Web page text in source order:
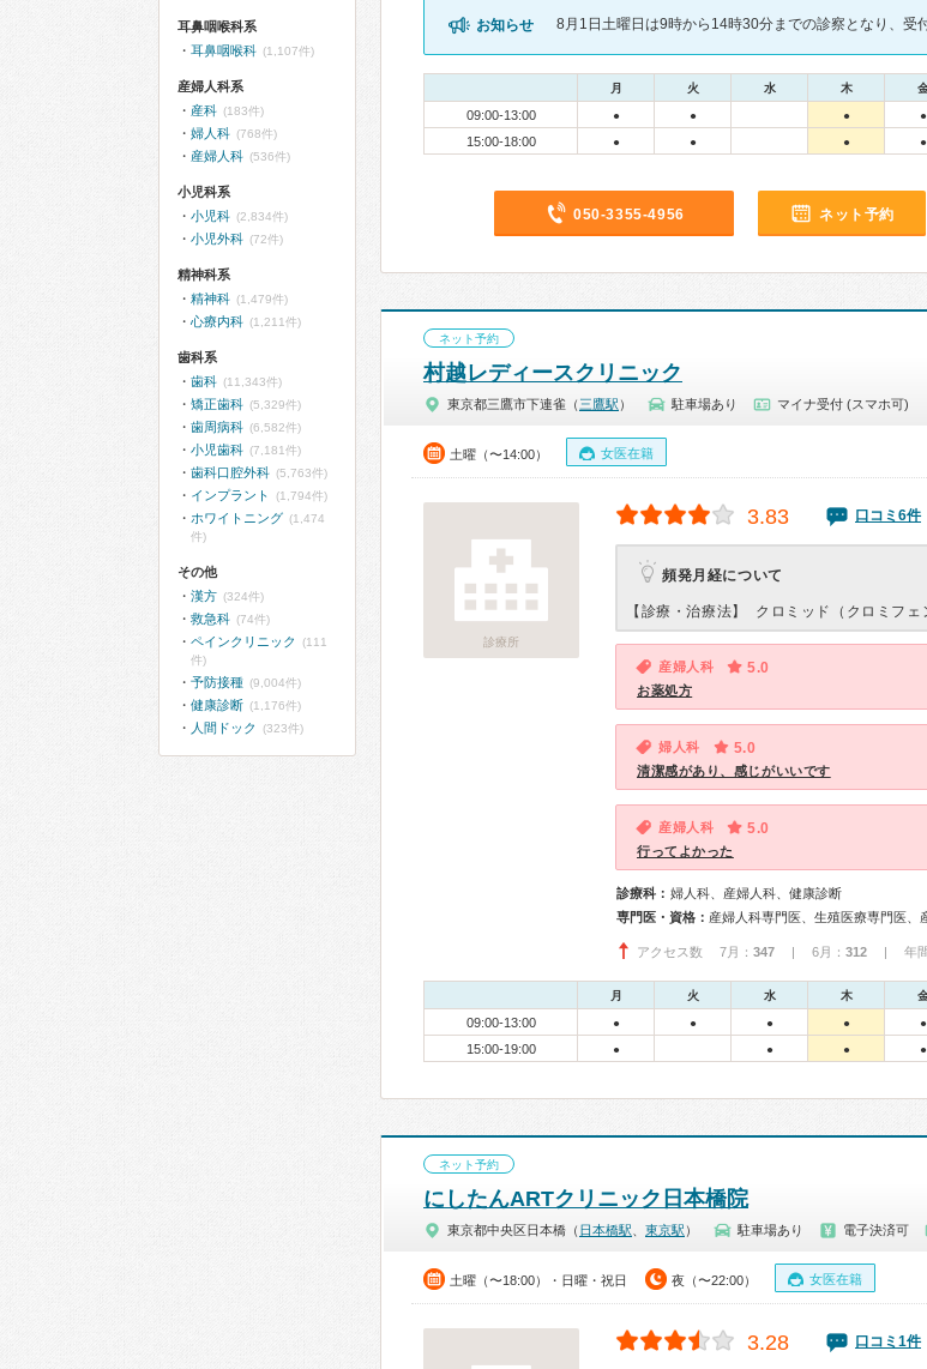
お知らせ 8月1日土曜日は9時から14時30分までの診察となり、受
月 火 水 木
09:00-13:00 ● ● ● ●
15:00-18:00 ● ● ● ●
050-3355-4956 ネット予約
ネット予約
村越レディースクリニック
東京都三鷹市下連雀（ 三鷹駅 ） 駐車場あり マイナ受付 (スマホ可)
土曜（〜14:00） 女医在籍
診療所
3.83 口コミ6件
頻発月経について
【診療・治療法】 クロミッド（クロミフェ
産婦人科 5.0
お薬処方
婦人科 5.0
清潔感があり、感じがいいです
産婦人科 5.0
行ってよかった
診療科： 婦人科、産婦人科、健康診断
専門医・資格：
アクセス数 7月： 347 | 6月： 312 | 年間
月 火 水 木
09:00-13:00 ● ● ● ● ●
15:00-19:00
● ● ● ●
ネット予約
にしたんARTクリニック日本橋院
東京都中央区日本橋（ 日本橋駅 東京駅 ） 駐車場あり 電子決済可
土曜（〜18:00）・日曜・祝日 夜（〜22:00） 女医在籍
3.28 口コミ1件
耳鼻咽喉科系
耳鼻咽喉科 (1,107件)
産婦人科系
産科 (183件)
婦人科 (768件)
産婦人科 (536件)
小児科系
小児科 (2,834件)
小児外科 (72件)
精神科系
精神科 (1,479件)
心療内科 (1,211件)
歯科系
歯科 (11,343件)
矯正歯科 (5,329件)
歯周病科 (6,582件)
小児歯科 (7,181件)
歯科口腔外科 (5,763件)
インプラント (1,794件)
ホワイトニング (1,474
件)
その他
漢方 (324件)
救急科 (74件)
ペインクリニック
(111
件)
予防接種 (9,004件)
健康診断 (1,176件)
人間ドック (323件)